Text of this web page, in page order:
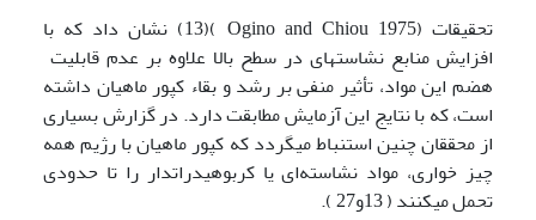
تحقیقات (1975 Ogino and Chiou )(13) نشان داد که با
افزایش منابع نشاسته­ای در سطح بالا علاوه بر عدم قابلیت
هضم این مواد، تأثیر منفی بر رشد و بقاء کپور ماهیان داشته
است، که با نتایج این آزمایش مطابقت دارد. در گزارش بسیاری
از محققان چنین استنباط می­گردد که کپور ماهیان با رژیم همه
چیز خواری، مواد نشاسته‌ای یا کربوهیدرات­دار را تا حدودی
تحمل می­کنند ( 13و27 ).